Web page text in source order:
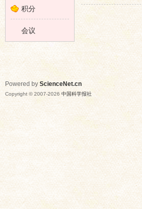
积分
会议
Powered by ScienceNet.cn
Copyright © 2007-2026 中国科学报社